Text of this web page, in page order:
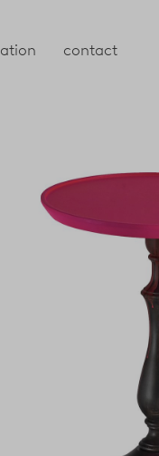
contact